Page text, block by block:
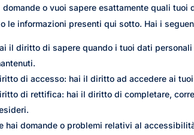
domande o vuoi sapere esattamente quali
le informazioni presenti qui sotto. Hai i
il diritto di sapere quando i tuoi dati
di accesso: hai il diritto ad accedere ai
di rettifica: hai il diritto di completare,
hai domande o problemi relativi al